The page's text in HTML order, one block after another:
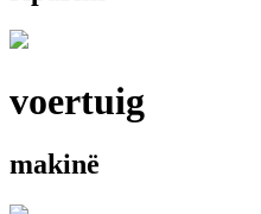
voertuig
makinë